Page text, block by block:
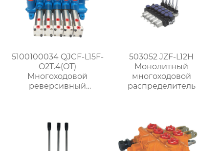
5100100034 QJCF-L15F-
O2T.4(OT)
Многоходовой
реверсивный
503052 JZF-L12H
Монолитный
многоходовой
распределитель